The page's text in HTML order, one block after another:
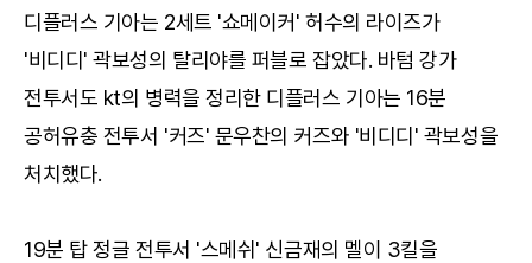
디플러스 기아는 2세트 '쇼메이커' 허수의 라이즈가
'비디디' 곽보성의 탈리야를 퍼블로 잡았다. 바텀 강가
전투서도 kt의 병력을 정리한 디플러스 기아는 16분
공허유충 전투서 '커즈' 문우찬의 커즈와 '비디디' 곽보성을
처치했다.
19분 탑 정글 전투서 '스메쉬' 신금재의 멜이 3킬을